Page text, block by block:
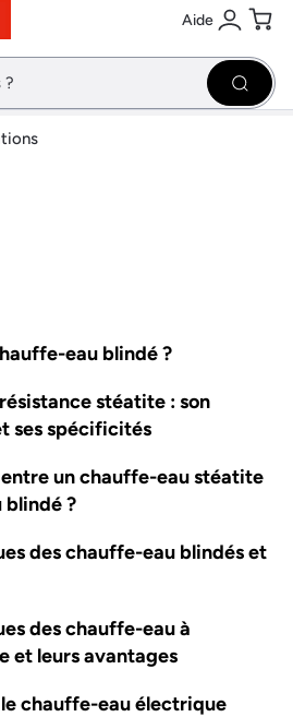
Aide
Se
eau blindé ?
stéatite : son
ses spécificités
un chauffe-eau stéatite
blindé ?
des chauffe-eau blindés et
des chauffe-eau à
et leurs avantages
chauffe-eau électrique